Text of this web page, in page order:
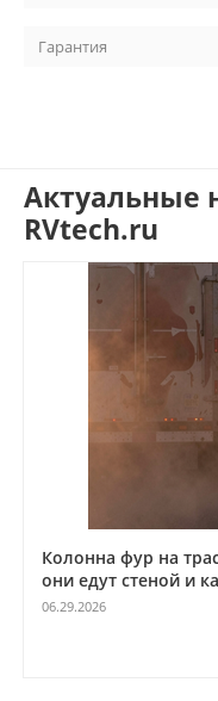
Гарантия
Актуальные
RVtech.ru
Колонна фур на
они едут стеной и
06.29.2026